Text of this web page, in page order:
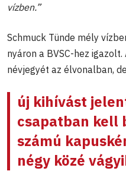
vízben.”
Schmuck Tünde mély
nyáron a BVSC-hez
névjegyét az élvonalban, de
új kihívást
csapatban kell
számú
négy közé